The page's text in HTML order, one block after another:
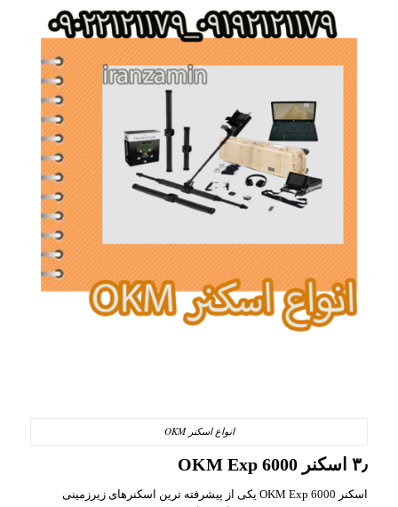
انواع اسکنر OKM
۳٫ اسکنر OKM Exp 6000
اسکنر OKM Exp 6000 یکی از پیشرفته‌ ترین اسکنرهای زیرزمینی